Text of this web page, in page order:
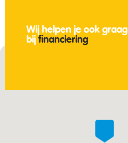
Wij helpen je ook graag
bijfinanciering